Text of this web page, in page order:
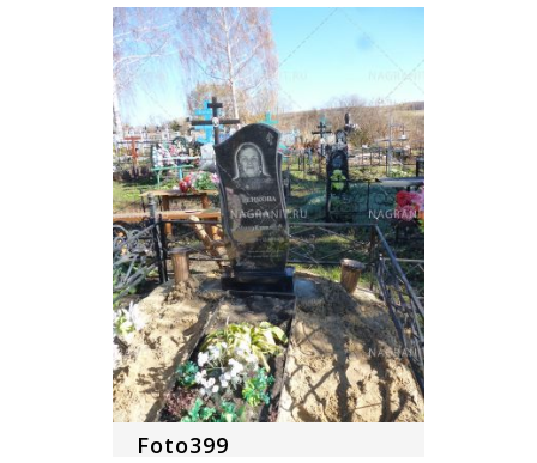
Foto399